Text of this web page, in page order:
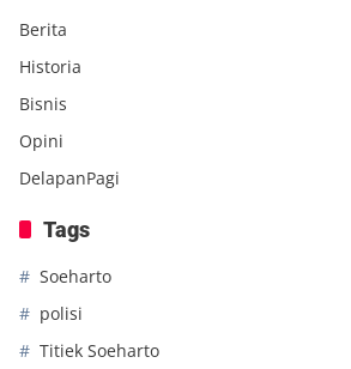
Berita
Historia
Bisnis
Opini
DelapanPagi
Tags
Soeharto
polisi
Titiek Soeharto